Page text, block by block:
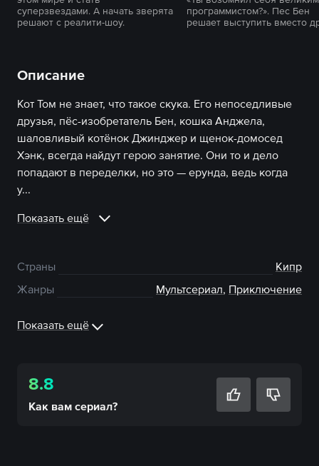
суперзвездами. А начать зверята
решают с реалити-шоу.
программистом?». Пес Бен
решает выступить вместо
Описание
Кот Том не знает, что такое скука. Его непоседливые
друзья, пёс-изобретатель Бен, кошка Анджела,
шаловливый котёнок Джинджер и щенок-домосед
Хэнк, всегда найдут герою занятие. Они то и дело
попадают в переделки, но это — ерунда, ведь когда
у...
Показать ещё
Страны
Кипр
Жанры
Мультсериал, Приключение
Показать ещё
8.8
Как вам сериал?